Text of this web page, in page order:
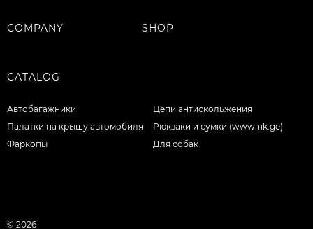
COMPANY SHOP
CATALOG
Автобагажники
Палатки на крышу автомобиля
Фаркопы
Цепи антискольжения
Рюкзаки и сумки (www.rik.ge)
Для собак
© 2026